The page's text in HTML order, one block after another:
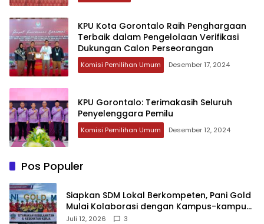
KPU Kota Gorontalo Raih Penghargaan
Terbaik dalam Pengelolaan Verifikasi
Dukungan Calon Perseorangan
Komisi Pemilihan Umum Desember 17, 2024
KPU Gorontalo: Terimakasih Seluruh
Penyelenggara Pemilu
Komisi Pemilihan Umum Desember 12, 2024
Pos Populer
‎Siapkan SDM Lokal Berkompeten, Pani Gold
Mulai Kolaborasi dengan Kampus-kampus
di Gorontalo
Juli 12, 2026 3